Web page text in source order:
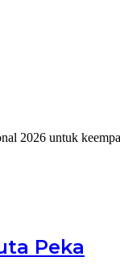
2026 untuk
Peka